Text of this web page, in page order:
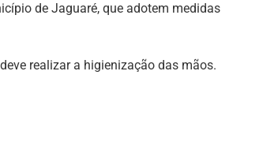
de Jaguaré, que adotem medidas
realizar a higienização das mãos.